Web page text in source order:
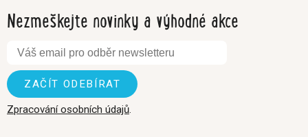
Nezmeškejte novinky a výhodné akce
Zpracování osobních údajů.